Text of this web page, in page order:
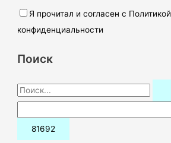
Я прочитал и согласен с Политикой
конфиденциальности
Поиск
П
о
и